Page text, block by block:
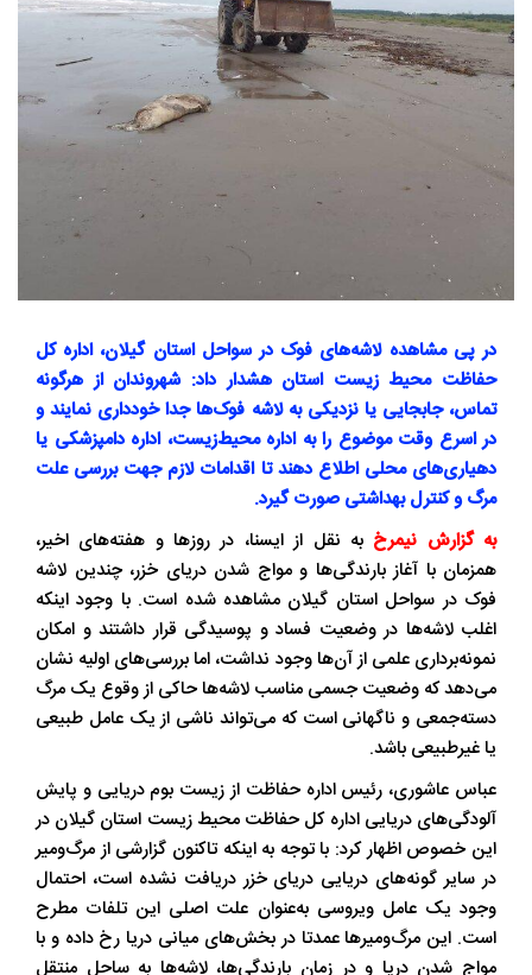
در پی مشاهده لاشه‌های فوک در سواحل استان گیلان، اداره‌ کل
حفاظت محیط‌ زیست استان هشدار داد: شهروندان از هرگونه
تماس، جابجایی یا نزدیکی به لاشه فوک‌ها جدا خودداری نمایند و
در اسرع وقت موضوع را به اداره محیط‌زیست، اداره دامپزشکی یا
دهیاری‌های محلی اطلاع دهند تا اقدامات لازم جهت بررسی علت
مرگ و کنترل بهداشتی صورت گیرد.
به گزارش نیمرخ به نقل از ایسنا، در روزها و هفته‌های اخیر،
همزمان با آغاز بارندگی‌ها و مواج شدن دریای خزر، چندین لاشه
فوک در سواحل استان گیلان مشاهده شده است. با وجود اینکه
اغلب لاشه‌ها در وضعیت فساد و پوسیدگی قرار داشتند و امکان
نمونه‌برداری علمی از آن‌ها وجود نداشت، اما بررسی‌های اولیه نشان
می‌دهد که وضعیت جسمی مناسب لاشه‌ها حاکی از وقوع یک مرگ
دسته‌جمعی و ناگهانی است که می‌تواند ناشی از یک عامل طبیعی
یا غیرطبیعی باشد.
عباس عاشوری، رئیس اداره حفاظت از زیست بوم دریایی و پایش
آلودگی‌های دریایی اداره کل حفاظت محیط زیست استان گیلان در
این خصوص اظهار کرد: با توجه به اینکه تاکنون گزارشی از مرگ‌ومیر
در سایر گونه‌های دریایی دریای خزر دریافت نشده است، احتمال
وجود یک عامل ویروسی به‌عنوان علت اصلی این تلفات مطرح
است. این مرگ‌ومیرها عمدتا در بخش‌های میانی دریا رخ داده و با
مواج شدن دریا و در زمان بارندگی‌ها، لاشه‌ها به ساحل منتقل